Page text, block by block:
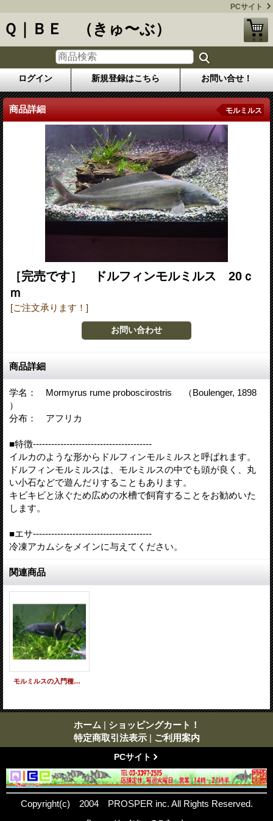
PCサイト
Ｑ｜ＢＥ （きゅ〜ぶ）
ログイン 新規登録はこちら お問い合せ！
商品詳細 モルミルス
［完売です］ ドルフィンモルミルス 20ｃ
ｍ
[ご注文承ります！]
商品詳細
学名： Mormyrus rume proboscirostris （Boulenger, 1898
）
分布： アフリカ
■特徴---------------------------------------
イルカのような形からドルフィンモルミルスと呼ばれます。
ドルフィンモルミルスは、モルミルスの中でも頭が良く、丸
い小石などで遊んだりすることもあります。
キビキビと泳ぐため広めの水槽で飼育することをお勧めいた
します。
■エサ---------------------------------------
冷凍アカムシをメインに与えてください。
関連商品
モルミルスの入門種！ エレファントノーズ
ホーム | ショッピングカート！
特定商取引法表示 | ご利用案内
PCサイト
Copyright(c) 2004 PROSPER inc. All Rights Reserved.